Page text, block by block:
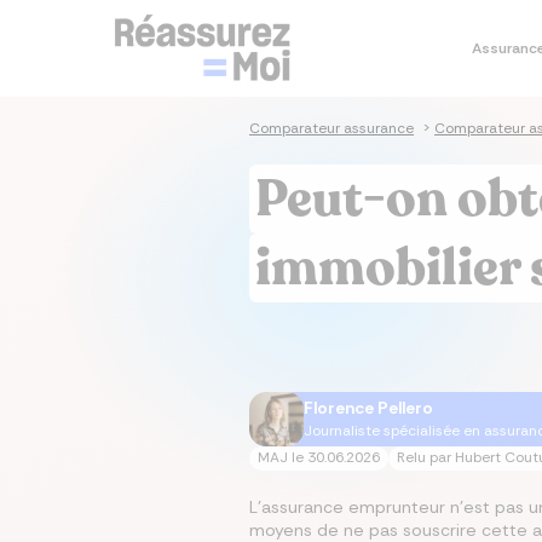
Je
Je
Je
Je
Comparateur assurance > Comparateur
Peut-on
immobilier
Florence Pellero
Journaliste spécialisée en
MAJ le 30.06.2026 Relu par Hubert
L'assurance emprunteur n'est pas
moyens de ne pas souscrire cette